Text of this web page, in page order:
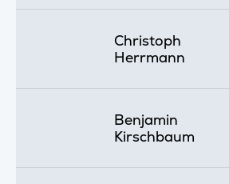
Christoph
Herrmann
Benjamin
Kirschbaum